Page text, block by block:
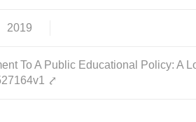
2019
To A Public Educational Policy: A
⤤